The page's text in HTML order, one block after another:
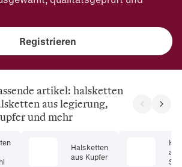
Registrieren
artikel: halsketten
aus legierung,
und mehr
Halsketten
aus Kupfer